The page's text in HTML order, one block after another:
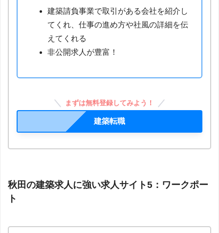
建築請負事業で取引がある会社を紹介し
てくれ、仕事の進め方や社風の詳細を伝
えてくれる
非公開求人が豊富！
まずは無料登録してみよう！
建築転職
秋田の建築求人に強い求人サイト5：ワークポー
ト